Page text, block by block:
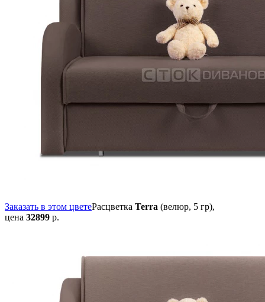
Заказать в этом цветеРасцветка Terra (велюр, 5 гр),
цена 32899 р.